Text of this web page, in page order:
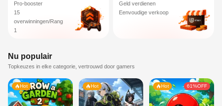
Pro-booster
15
overwinningen/Rang
1
Geld verdienen
Eenvoudige verkoop
Nu populair
Topkeuzes in elke categorie, vertrouwd door gamers
Hot Hot Hot 61%OFF